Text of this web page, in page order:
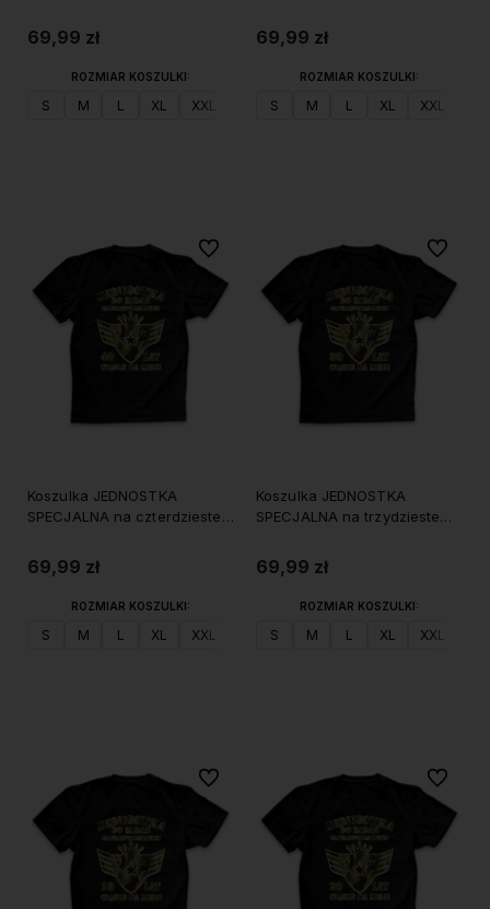
69,99 zł
ROZMIAR KOSZULKI:
S M L XL XXL
69,99 zł
ROZMIAR KOSZULKI:
S M L XL XXL
Koszulka JEDNOSTKA
SPECJALNA na czterdzieste
69,99 zł
ROZMIAR KOSZULKI:
S M L XL XXL
Do ulubionych
Koszulka JEDNOSTKA
SPECJALNA na trzydzieste
69,99 zł
ROZMIAR KOSZULKI:
S M L XL XXL
Do
Do ulubionych Do